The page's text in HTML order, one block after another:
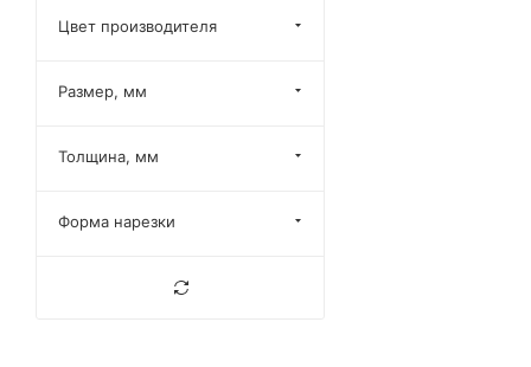
Черный
Цвет производителя
Размер, мм
Толщина, мм
Форма нарезки